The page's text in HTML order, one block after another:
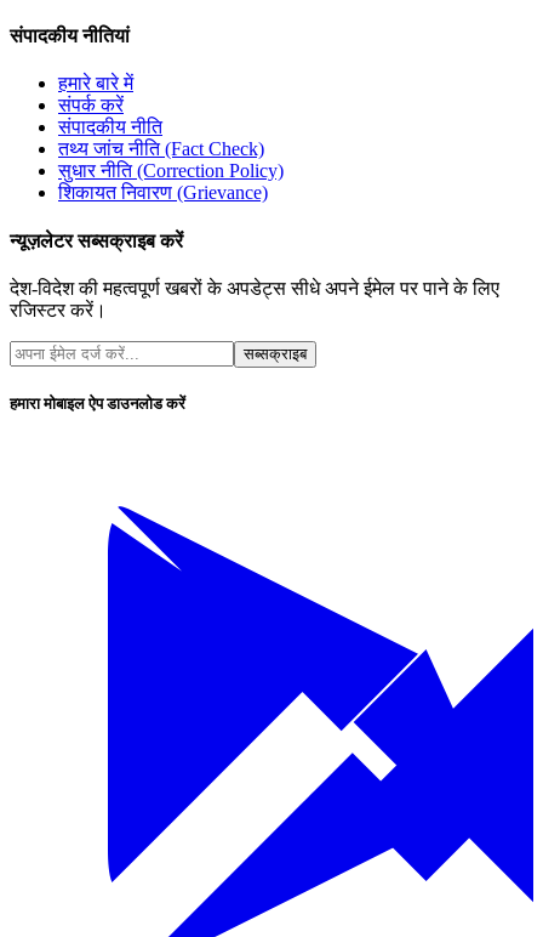
संपादकीय नीतियां
हमारे बारे में
संपर्क करें
संपादकीय नीति
तथ्य जांच नीति (Fact Check)
सुधार नीति (Correction Policy)
शिकायत निवारण (Grievance)
न्यूज़लेटर सब्सक्राइब करें
देश-विदेश की महत्वपूर्ण खबरों के अपडेट्स सीधे अपने ईमेल पर पाने के लिए
रजिस्टर करें।
सब्सक्राइब
हमारा मोबाइल ऐप डाउनलोड करें